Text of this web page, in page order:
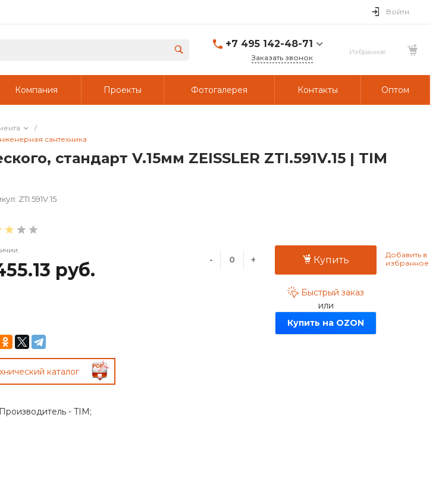
Войти
+7 495 142-48-71
Заказать звонок
Компания Проекты Фотогалерея Контакты Оптом
/
сантехника
стандарт V.15мм ZEISSLER ZTI.591V.15 | TIM
ZTI.591V.15
руб. - + Купить
Быстрый заказ
или
Купить на OZON
каталог
Производитель - TIM;